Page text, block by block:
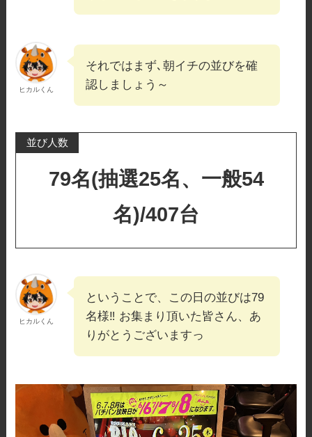
ヒカルくん
それではまず､朝イチの並びを確
認しましょう～
並び人数
79名(抽選25名、一般54
名)/407台
ヒカルくん
ということで、この日の並びは79
名様‼️ お集まり頂いた皆さん、あ
りがとうございますっ